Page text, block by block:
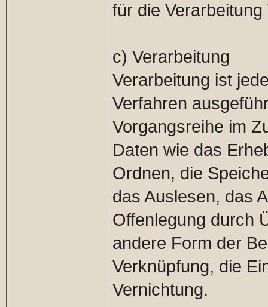
für die
c) Verarbeitung
Verarbeitung ist
Verfahren
Vorgangsreihe im
Daten wie das
Ordnen, die
das Auslesen, das
Offenlegung durch
andere Form der
Verknüpfung, die
Vernichtung.